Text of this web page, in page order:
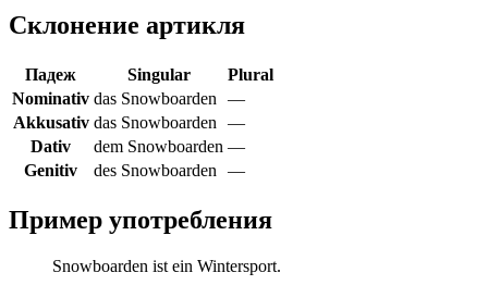
Склонение артикля
Падеж Singular
Plural
Nominativ das Snowboarden
—
Akkusativ das Snowboarden
—
Dativ
dem Snowboarden —
Genitiv
des Snowboarden —
Пример употребления
Snowboarden ist ein Wintersport.